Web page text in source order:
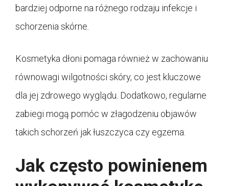
bardziej odporne na różnego rodzaju infekcje i
schorzenia skórne.
Kosmetyka dłoni pomaga również w zachowaniu
równowagi wilgotności skóry, co jest kluczowe
dla jej zdrowego wyglądu. Dodatkowo, regularne
zabiegi mogą pomóc w złagodzeniu objawów
takich schorzeń jak łuszczyca czy egzema.
Jak często powinienem